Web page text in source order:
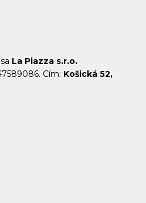
La Piazza s.r.o.
Cím: Košická 52,